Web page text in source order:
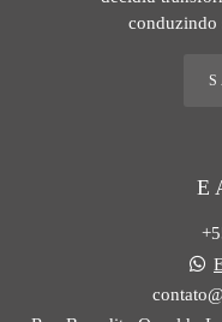
conduzindo
E